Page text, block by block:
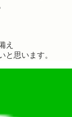
え
と思います。